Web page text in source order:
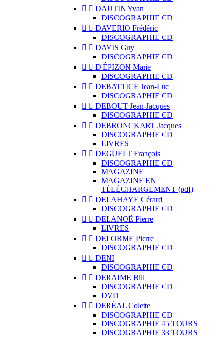
  DAUTIN Yvan
DISCOGRAPHIE CD
  DAVERIO Frédéric
DISCOGRAPHIE CD
  DAVIS Guy
DISCOGRAPHIE CD
  D'ÉPIZON Marie
DISCOGRAPHIE CD
  DEBATTICE Jean-Luc
DISCOGRAPHIE CD
  DEBOUT Jean-Jacques
DISCOGRAPHIE CD
  DEBRONCKART Jacques
DISCOGRAPHIE CD
LIVRES
  DEGUELT François
DISCOGRAPHIE CD
MAGAZINE
MAGAZINE EN
TÉLÉCHARGEMENT (pdf)
  DELAHAYE Gérard
DISCOGRAPHIE CD
  DELANOË Pierre
LIVRES
  DELORME Pierre
DISCOGRAPHIE CD
  DENI
DISCOGRAPHIE CD
  DERAIME Bill
DISCOGRAPHIE CD
DVD
  DERÉAL Colette
DISCOGRAPHIE CD
DISCOGRAPHIE 45 TOURS
DISCOGRAPHIE 33 TOURS